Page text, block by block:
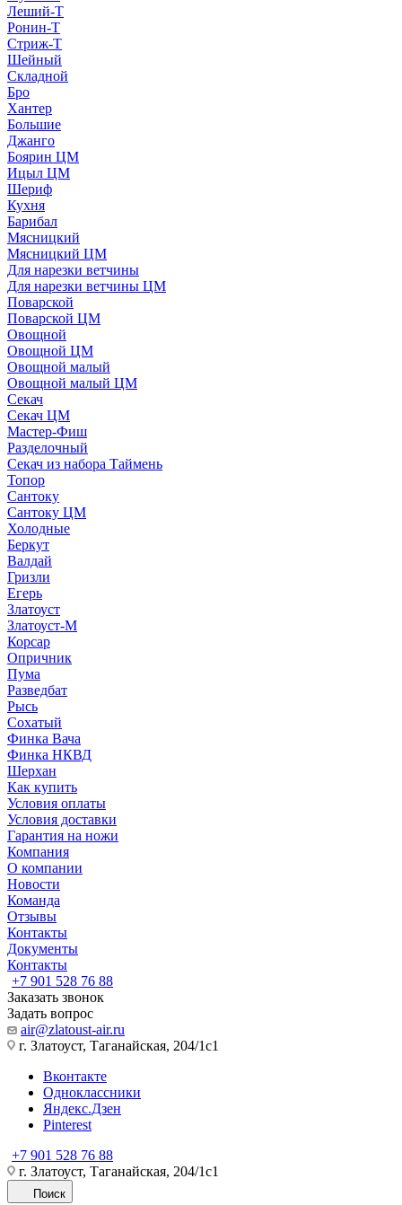
Леший-Т
Ронин-Т
Стриж-Т
Шейный
Складной
Бро
Хантер
Большие
Джанго
Боярин ЦМ
Ицыл ЦМ
Шериф
Кухня
Барибал
Мясницкий
Мясницкий ЦМ
Для нарезки ветчины
Для нарезки ветчины ЦМ
Поварской
Поварской ЦМ
Овощной
Овощной ЦМ
Овощной малый
Овощной малый ЦМ
Секач
Секач ЦМ
Мастер-Фиш
Разделочный
Секач из набора Таймень
Топор
Сантоку
Сантоку ЦМ
Холодные
Беркут
Валдай
Гризли
Егерь
Златоуст
Златоуст-М
Корсар
Опричник
Пума
Разведбат
Рысь
Сохатый
Финка Вача
Финка НКВД
Шерхан
Как купить
Условия оплаты
Условия доставки
Гарантия на ножи
Компания
О компании
Новости
Команда
Отзывы
Контакты
Документы
Контакты
+7 901 528 76 88
Заказать звонок
Задать вопрос
air@zlatoust-air.ru
г. Златоуст, Таганайская, 204/1с1
Вконтакте
Одноклассники
Яндекс.Дзен
Pinterest
+7 901 528 76 88
г. Златоуст, Таганайская, 204/1с1
Поиск